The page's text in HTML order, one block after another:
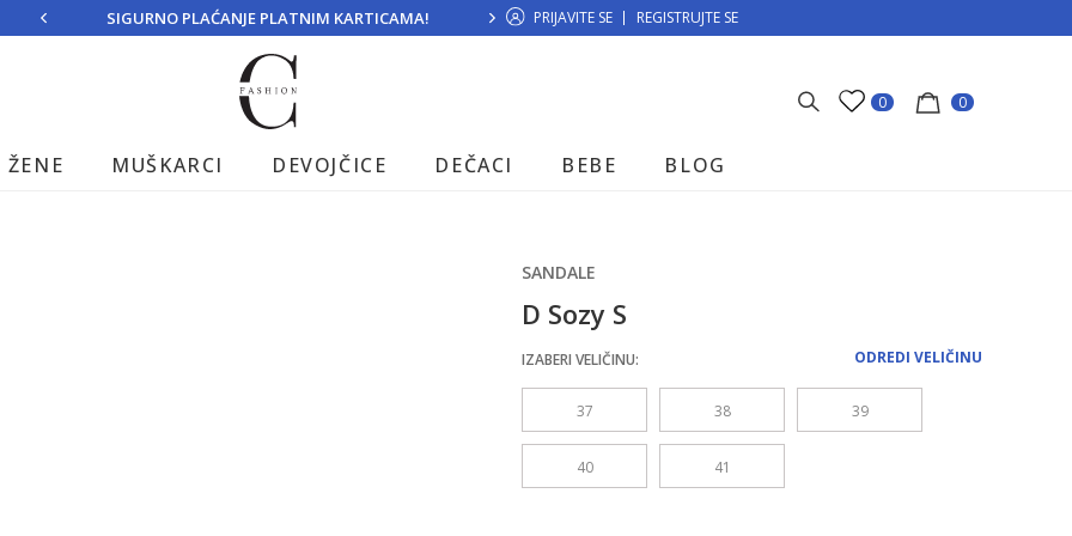
SIGURNO PLAĆANJE PLATNIM KARTICAMA! MOGUĆNOST BESPLATNE ISPORUKE!
PRIJAVITE SE REGISTRUJTE SE
0 0
ŽENE MUŠKARCI DEVOJČICE DEČACI BEBE BLOG
SANDALE
D Sozy S
ODREDI VELIČINU
IZABERI VELIČINU:
37 38 39
40 41